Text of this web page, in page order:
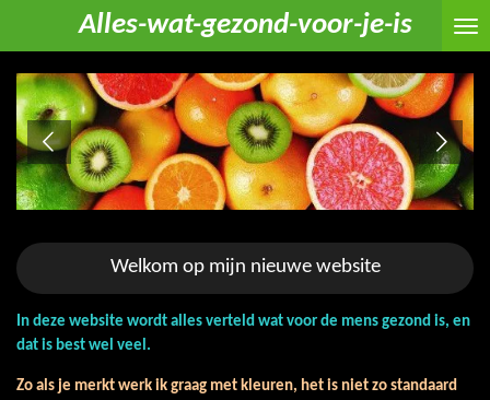
naar
de
hoofdinhoud
Alles-wat-gezond-voor-je-is
Welkom op mijn nieuwe website
In deze website wordt alles verteld wat voor de mens gezond is, en
dat is best wel veel.
Zo als je merkt werk ik graag met kleuren, het is niet zo standaard